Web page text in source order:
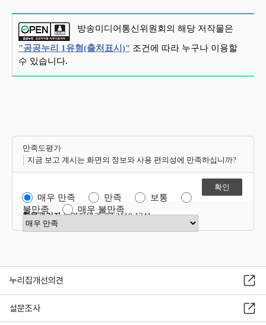
방송미디어통신위원회의 해당 저작물은
"공공누리 1유형(출처표시)" 조건에 따라 누구나 이용할
수 있습니다.
만족도평가
지금 보고 계시는 화면의 정보와 사용 편의성에 만족하십니까?
매우 만족 만족
보통
불만족
매우 불만족
만족도 점수 선택
항목관리자운영지원과 02-2110-1341
누리집개선의견
설문조사